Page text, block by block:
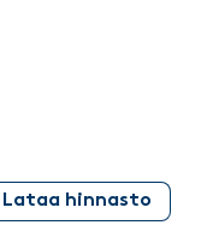
Lataa hinnasto